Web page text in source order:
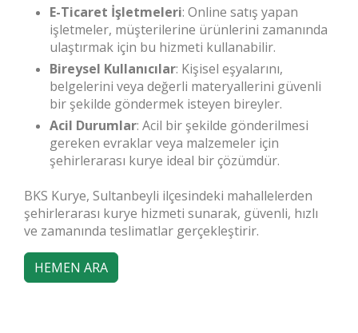
E-Ticaret İşletmeleri: Online satış yapan
işletmeler, müşterilerine ürünlerini zamanında
ulaştırmak için bu hizmeti kullanabilir.
Bireysel Kullanıcılar: Kişisel eşyalarını,
belgelerini veya değerli materyallerini güvenli
bir şekilde göndermek isteyen bireyler.
Acil Durumlar: Acil bir şekilde gönderilmesi
gereken evraklar veya malzemeler için
şehirlerarası kurye ideal bir çözümdür.
BKS Kurye, Sultanbeyli ilçesindeki mahallelerden
şehirlerarası kurye hizmeti sunarak, güvenli, hızlı
ve zamanında teslimatlar gerçekleştirir.
HEMEN ARA